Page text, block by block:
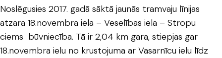
Noslēgusies 2017. gadā sāktā jaunās tramvaju līnijas
atzara 18.novembra iela – Veselības iela – Stropu
ciems būvniecība. Tā ir 2,04 km gara, stiepjas gar
18.novembra ielu no krustojuma ar Vasarnīcu ielu līdz